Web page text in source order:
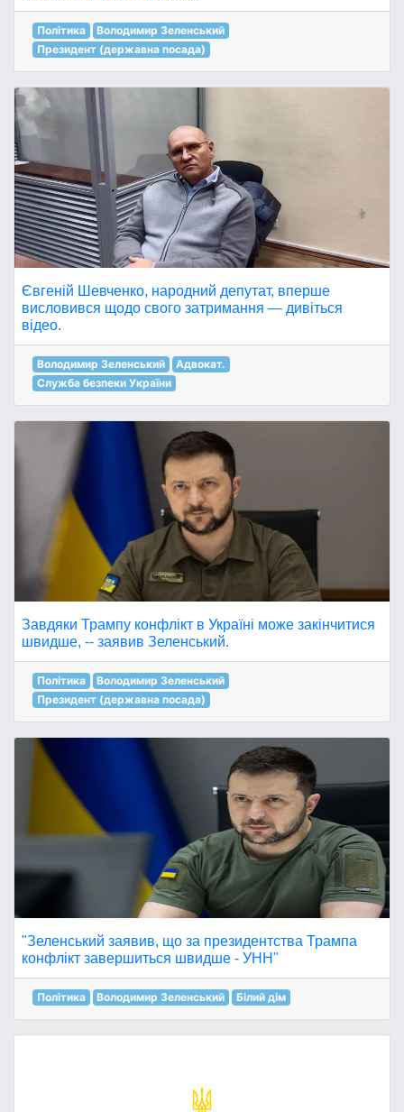
Політика
Володимир Зеленський
Президент (державна посада)
Євгеній Шевченко, народний депутат, вперше
висловився щодо свого затримання — дивіться
відео.
Володимир Зеленський
Адвокат.
Служба безпеки України
Завдяки Трампу конфлікт в Україні може закінчитися
швидше, -- заявив Зеленський.
Політика
Володимир Зеленський
Президент (державна посада)
"Зеленський заявив, що за президентства Трампа
конфлікт завершиться швидше - УНН"
Політика Володимир Зеленський Білий дім